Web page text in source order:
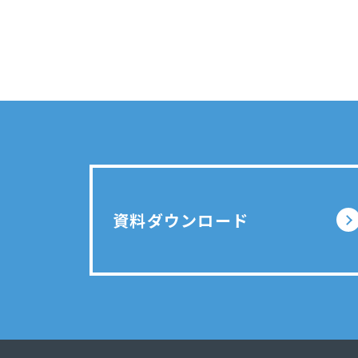
資料ダウンロード